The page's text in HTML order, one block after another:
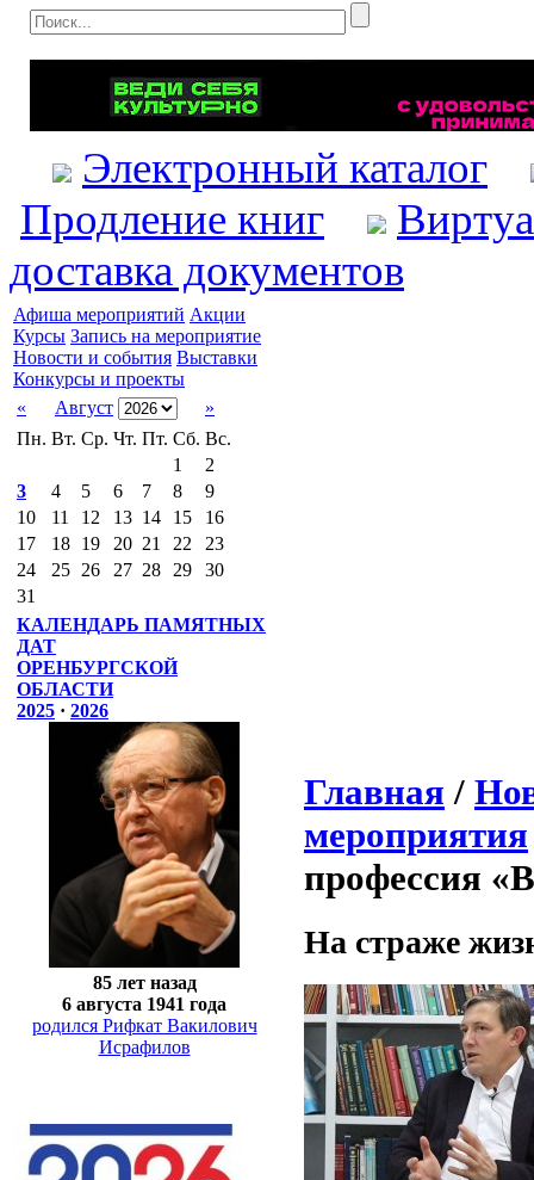
Электронный каталог
Продление книг
доставка документов
Афиша мероприятий Акции
Курсы Запись на мероприятие
Новости и события Выставки
Конкурсы и проекты
«
Август
»
Пн. Вт. Ср. Чт. Пт. Сб. Вс.
1
2
3
4 5 6 7 8
9
10
11 12 13 14 15
16
17
18 19 20 21 22
23
24
25 26 27 28 29
30
31
КАЛЕНДАРЬ ПАМЯТНЫХ
ДАТ
ОРЕНБУРГСКОЙ
ОБЛАСТИ
2025 · 2026
85 лет назад
6 августа 1941 года
родился Рифкат Вакилович
Исрафилов
Главная /
мероприятия
профессия
На страже